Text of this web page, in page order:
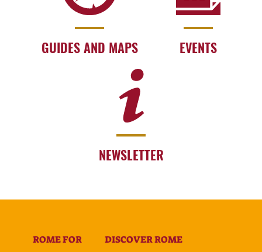
GUIDES AND MAPS EVENTS
NEWSLETTER
ROME FOR DISCOVER ROME